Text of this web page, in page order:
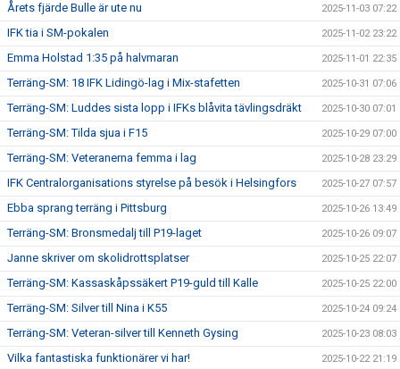
Årets fjärde Bulle är ute nu 2025-11-03 07:22
IFK tia i SM-pokalen 2025-11-02 23:22
Emma Holstad 1:35 på halvmaran 2025-11-01 22:35
Terräng-SM: 18 IFK Lidingö-lag i Mix-stafetten 2025-10-31 07:06
Terräng-SM: Luddes sista lopp i IFKs blåvita tävlingsdräkt 2025-10-30 07:01
Terräng-SM: Tilda sjua i F15 2025-10-29 07:00
Terräng-SM: Veteranerna femma i lag 2025-10-28 23:29
IFK Centralorganisations styrelse på besök i Helsingfors 2025-10-27 07:57
Ebba sprang terräng i Pittsburg 2025-10-26 13:49
Terräng-SM: Bronsmedalj till P19-laget 2025-10-26 09:07
Janne skriver om skolidrottsplatser 2025-10-25 22:07
Terräng-SM: Kassaskåpssäkert P19-guld till Kalle 2025-10-25 22:00
Terräng-SM: Silver till Nina i K55 2025-10-24 09:24
Terräng-SM: Veteran-silver till Kenneth Gysing 2025-10-23 08:03
Vilka fantastiska funktionärer vi har! 2025-10-22 21:19